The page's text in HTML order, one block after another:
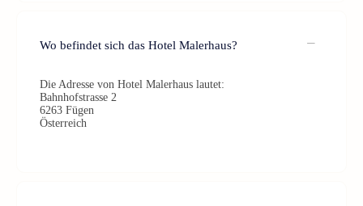
Wo befindet sich das Hotel Malerhaus?
Die Adresse von Hotel Malerhaus lautet:
Bahnhofstrasse 2
6263 Fügen
Österreich